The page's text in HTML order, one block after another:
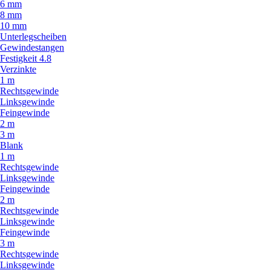
6 mm
8 mm
10 mm
Unterlegscheiben
Gewindestangen
Festigkeit 4.8
Verzinkte
1 m
Rechtsgewinde
Linksgewinde
Feingewinde
2 m
3 m
Blank
1 m
Rechtsgewinde
Linksgewinde
Feingewinde
2 m
Rechtsgewinde
Linksgewinde
Feingewinde
3 m
Rechtsgewinde
Linksgewinde